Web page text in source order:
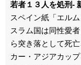
若者１３人を処刑-
スペイン紙「エル
スラム国は同性愛
ら突き落として死
カー・アジアカッ